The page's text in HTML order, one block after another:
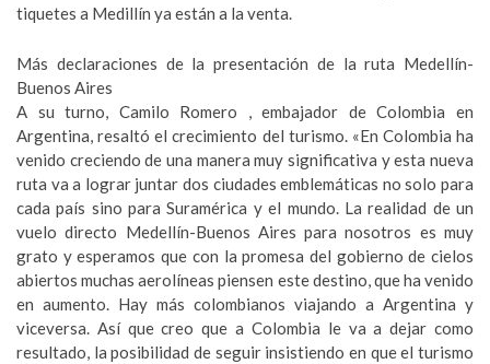
tiquetes a Medillín ya están a la venta.
Más declaraciones de la presentación de la ruta Medellín-
Buenos Aires
A su turno, Camilo Romero , embajador de Colombia en
Argentina, resaltó el crecimiento del turismo. «En Colombia ha
venido creciendo de una manera muy significativa y esta nueva
ruta va a lograr juntar dos ciudades emblemáticas no solo para
cada país sino para Suramérica y el mundo. La realidad de un
vuelo directo Medellín-Buenos Aires para nosotros es muy
grato y esperamos que con la promesa del gobierno de cielos
abiertos muchas aerolíneas piensen este destino, que ha venido
en aumento. Hay más colombianos viajando a Argentina y
viceversa. Así que creo que a Colombia le va a dejar como
resultado, la posibilidad de seguir insistiendo en que el turismo